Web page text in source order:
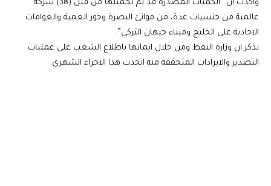
واكدت ان “الكميات المصدرة قد تم تحميلها من قبل (38) شركة
عالمية من جنسيات عدة، من موانئ البصرة وخور العمية والعوامات
الاحادية على الخليج وميناء جيهان التركي”.
يذكر ان وزارة النفط ومن خلال ايمانها باطلاع الشعب على عمليات
التصدير والايرادات المتحققة منه اتخذت هذا الاجراء الشهري.